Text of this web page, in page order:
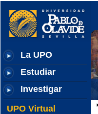
La UPO
Estudiar
Investigar
UPO Virtual